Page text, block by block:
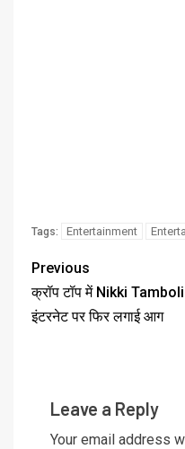
Tags: Entertainment
Previous
क्रॉप टॉप में Nikki
इंटरनेट पर फिर लगाई आग
Leave a Reply
Your email address